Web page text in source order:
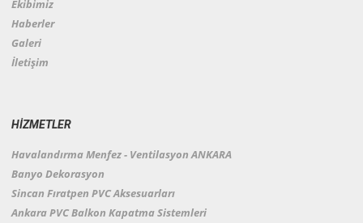
Ekibimiz
Haberler
Galeri
İletişim
HİZMETLER
Havalandırma Menfez - Ventilasyon ANKARA
Banyo Dekorasyon
Sincan Fıratpen PVC Aksesuarları
Ankara PVC Balkon Kapatma Sistemleri